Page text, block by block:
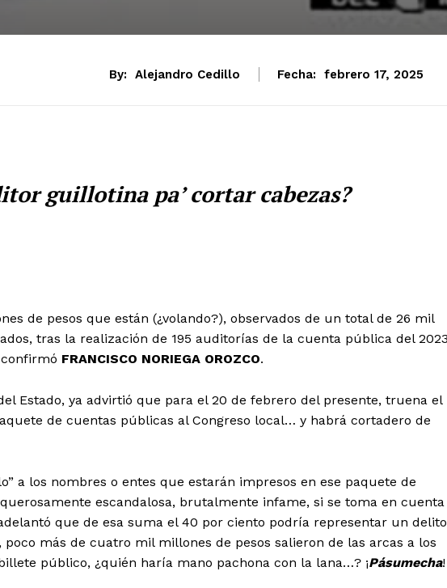
By: Alejandro Cedillo Fecha: febrero 17, 2025
guillotina pa’ cortar cabezas?
de pesos que están (¿volando?), observados de un total de 26 mil
tras la realización de 195 auditorías de la cuenta pública del
FRANCISCO NORIEGA OROZCO.
Estado, ya advirtió que para el 20 de febrero del presente, truena el
de cuentas públicas al Congreso local… y habrá cortadero de
a los nombres o entes que estarán impresos en ese paquete de
escandalosa, brutalmente infame, si se toma en cuenta
que de esa suma el 40 por ciento podría representar un
más de cuatro mil millones de pesos salieron de las arcas a los
público, ¿quién haría mano pachona con la lana…? ¡Pásumecha!